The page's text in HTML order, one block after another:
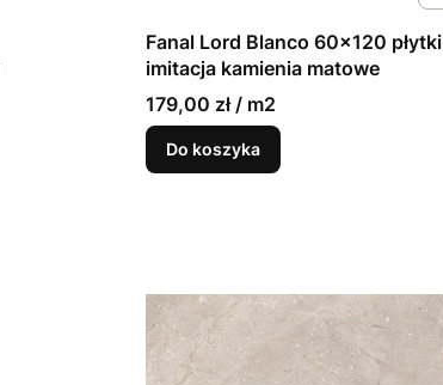
Fanal Lord Blanco 60x120 płytki
imitacja kamienia matowe
179,00 zł / m2
Do koszyka